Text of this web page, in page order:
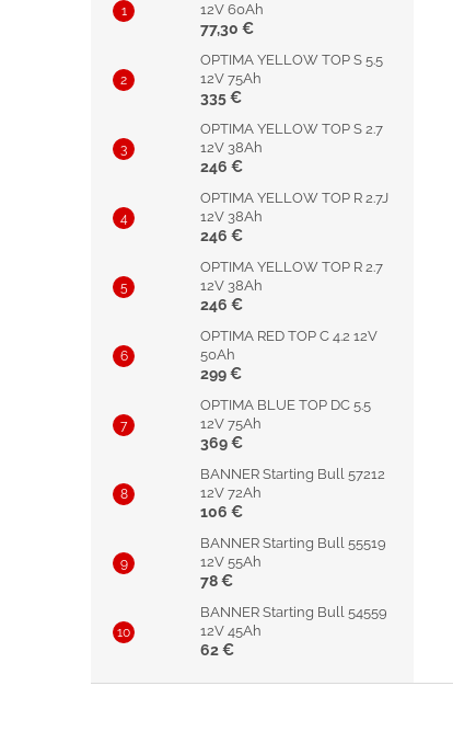
12V 60Ah
77,30 €
OPTIMA YELLOW TOP S 5.5
12V 75Ah
335 €
OPTIMA YELLOW TOP S 2.7
12V 38Ah
246 €
OPTIMA YELLOW TOP R 2.7J
12V 38Ah
246 €
OPTIMA YELLOW TOP R 2.7
12V 38Ah
246 €
OPTIMA RED TOP C 4.2 12V
50Ah
299 €
OPTIMA BLUE TOP DC 5.5
12V 75Ah
369 €
BANNER Starting Bull 57212
12V 72Ah
106 €
BANNER Starting Bull 55519
12V 55Ah
78 €
BANNER Starting Bull 54559
12V 45Ah
62 €